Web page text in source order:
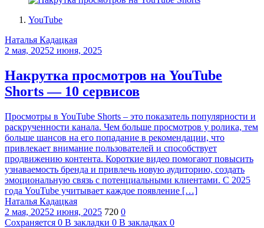
YouTube
Наталья Кадацкая
2 мая, 20252 июня, 2025
Накрутка просмотров на YouTube
Shorts — 10 сервисов
Просмотры в YouTube Shorts – это показатель популярности и
раскрученности канала. Чем больше просмотров у ролика, тем
больше шансов на его попадание в рекомендации, что
привлекает внимание пользователей и способствует
продвижению контента. Короткие видео помогают повысить
узнаваемость бренда и привлечь новую аудиторию, создать
эмоциональную связь с потенциальными клиентами. С 2025
года YouTube учитывает каждое появление […]
Наталья Кадацкая
2 мая, 20252 июня, 2025 720 0
Сохраняется 0 В закладки 0 В закладках 0